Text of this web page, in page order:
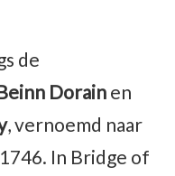
de
Dorain en
, vernoemd naar
In Bridge of